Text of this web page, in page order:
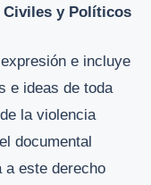
Civiles y Políticos
e incluye
e ideas de toda
la violencia
documental
este derecho